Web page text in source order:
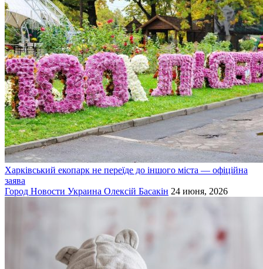
Харківський екопарк не переїде до іншого міста — офіційна
заява
Город Новости Украина Олексій Басакін 24 июня, 2026